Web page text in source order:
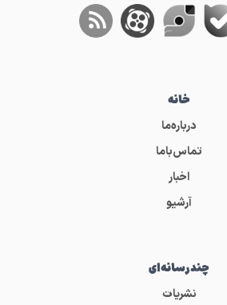
خانه
درباره‌ما
تماس‌باما
اخبار
آرشیو
چندرسانه‌ای
نشریات